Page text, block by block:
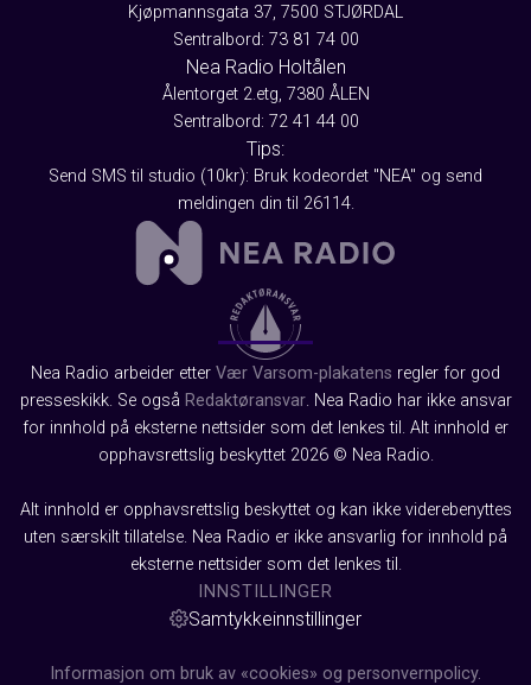
Kjøpmannsgata 37, 7500 STJØRDAL
Sentralbord: 73 81 74 00
Nea Radio Holtålen
Ålentorget 2.etg, 7380 ÅLEN
Sentralbord: 72 41 44 00
Tips:
Send SMS til studio (10kr): Bruk kodeordet "NEA" og send
meldingen din til 26114.
Nea Radio arbeider etter Vær Varsom-plakatens regler for god
presseskikk. Se også Redaktøransvar. Nea Radio har ikke ansvar
for innhold på eksterne nettsider som det lenkes til. Alt innhold er
opphavsrettslig beskyttet 2026 © Nea Radio.
Alt innhold er opphavsrettslig beskyttet og kan ikke viderebenyttes
uten særskilt tillatelse. Nea Radio er ikke ansvarlig for innhold på
eksterne nettsider som det lenkes til.
INNSTILLINGER
Samtykkeinnstillinger
Informasjon om bruk av «cookies» og personvernpolicy.